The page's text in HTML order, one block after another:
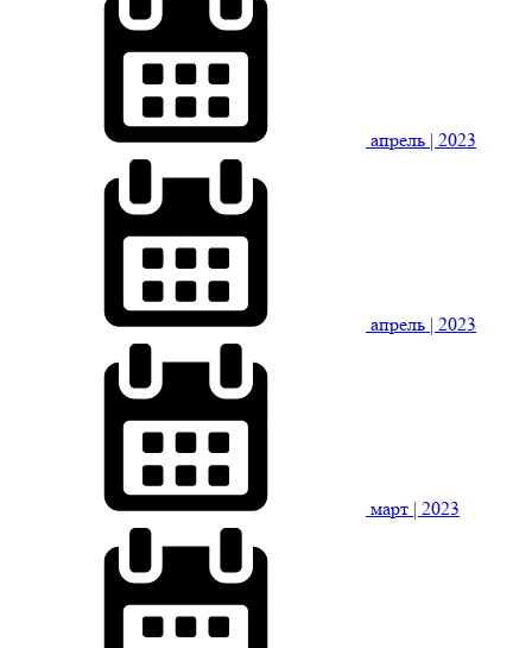
апрель | 2023
апрель | 2023
март | 2023